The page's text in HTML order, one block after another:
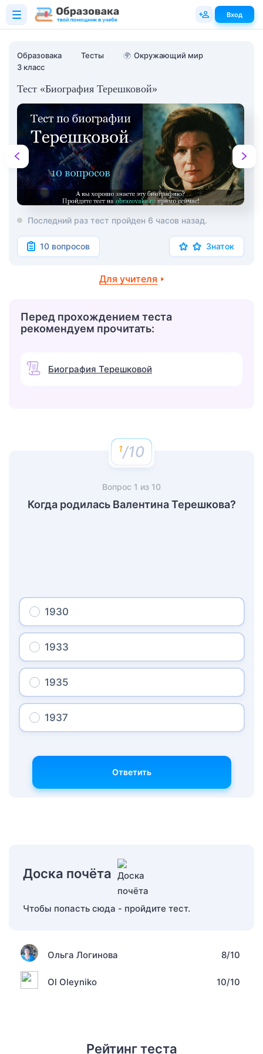
Образовака Тесты 🌍 Окружающий мир
3 класс
Тест «Биография Терешковой»
Последний раз тест пройден 6 часов назад.
10 вопросов Знаток
Для учителя
Перед прохождением теста
рекомендуем прочитать:
Биография Терешковой
/10
Вопрос 1 из 10
Когда родилась Валентина Терешкова?
1930
1933
1935
1937
Ответить
Доска почёта
Чтобы попасть сюда - пройдите тест.
Ольга Логинова 8/10
Ol Oleyniko 10/10
Рейтинг теста
Вход